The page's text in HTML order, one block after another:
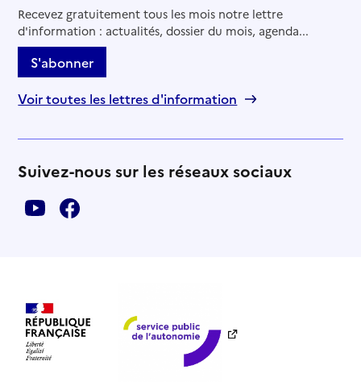
Recevez gratuitement tous les mois notre lettre
d'information : actualités, dossier du mois, agenda...
S'abonner
Voir toutes les lettres d'information
Suivez-nous sur les réseaux sociaux